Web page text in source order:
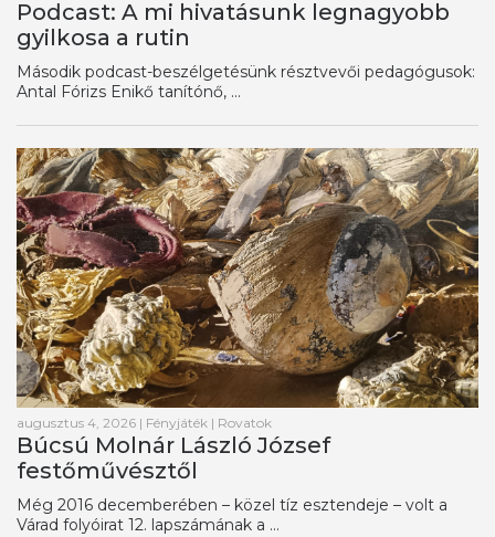
Podcast: A mi hivatásunk legnagyobb
gyilkosa a rutin
Második podcast-beszélgetésünk résztvevői pedagógusok:
Antal Fórizs Enikő tanítónő, ...
augusztus 4, 2026 | Fényjáték | Rovatok
Búcsú Molnár László József
festőművésztől
Még 2016 decemberében – közel tíz esztendeje – volt a
Várad folyóirat 12. lapszámának a ...